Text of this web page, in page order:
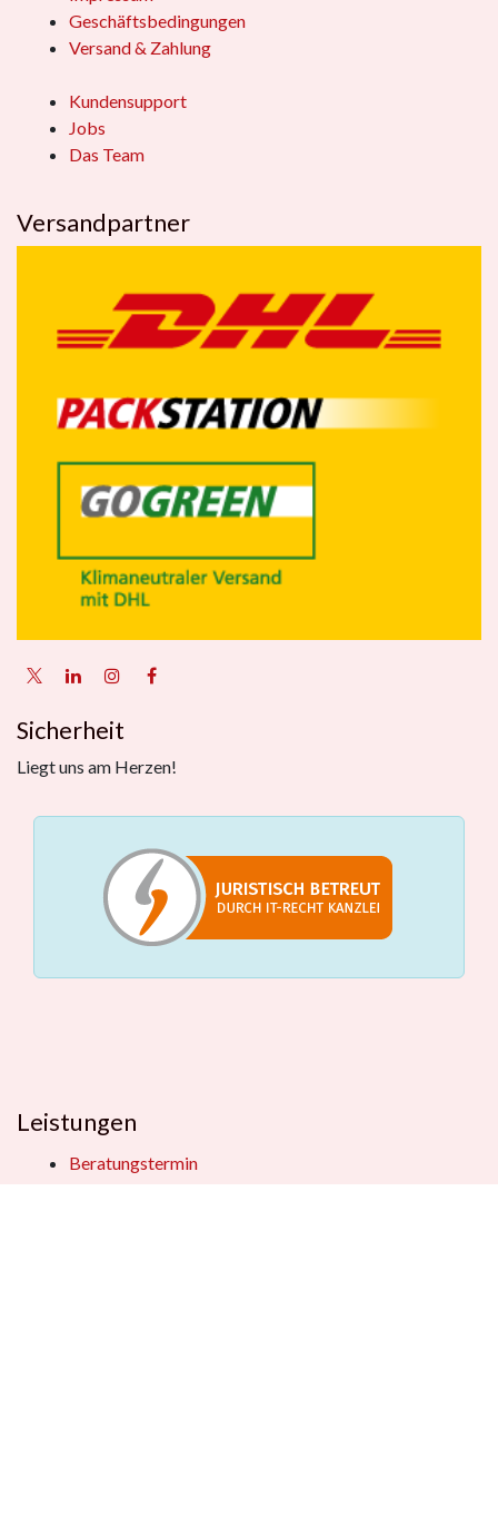
Geschäftsbedingungen
Versand & Zahlung
Kundensupport
Jobs
Das Team
Versandpartner
Sicherheit
Liegt uns am Herzen!
Leistungen
Beratungstermin